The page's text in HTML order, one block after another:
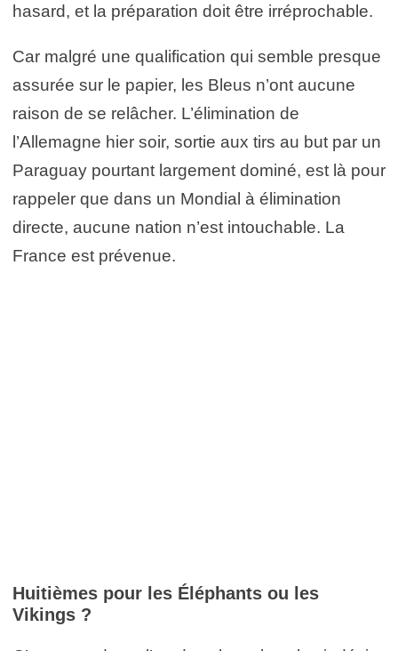
hasard, et la préparation doit être irréprochable.
Car malgré une qualification qui semble presque
assurée sur le papier, les Bleus n’ont aucune
raison de se relâcher. L’élimination de
l’Allemagne hier soir, sortie aux tirs au but par un
Paraguay pourtant largement dominé, est là pour
rappeler que dans un Mondial à élimination
directe, aucune nation n’est intouchable. La
France est prévenue.
Huitièmes pour les Éléphants ou les
Vikings ?